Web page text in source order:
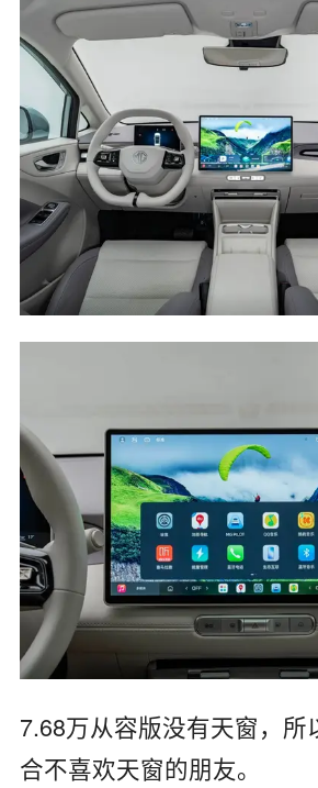
7.68万从容版没有天窗，所
合不喜欢天窗的朋友。